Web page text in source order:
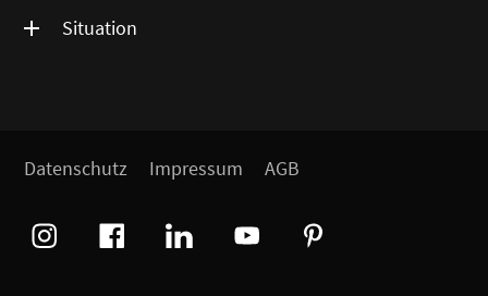
Situation
Datenschutz Impressum AGB